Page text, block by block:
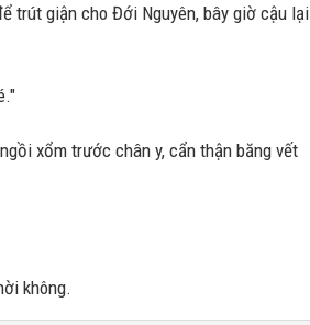
trút giận cho Đới Nguyên, bây giờ cậu lại
xổm trước chân y, cẩn thận băng vết
không.